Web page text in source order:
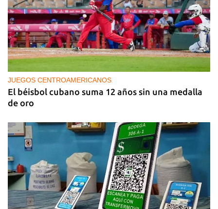
PODCAST
Cafecito informativo del viernes 7 de agosto de
2026
JUEGOS CENTROAMERICANOS
El béisbol cubano suma 12 años sin una medalla
de oro